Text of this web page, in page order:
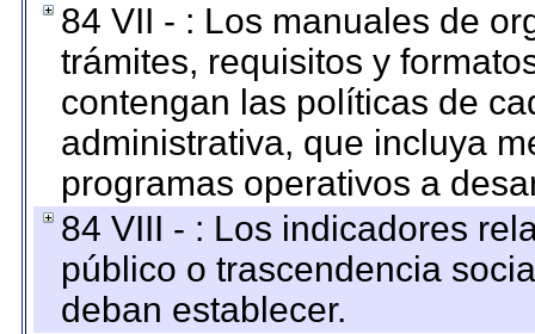
84 VII - : Los manuales de
trámites, requisitos y
contengan las políticas de
administrativa, que incluya
programas operativos a
84 VIII - : Los indicadores
público o trascendencia
deban establecer.